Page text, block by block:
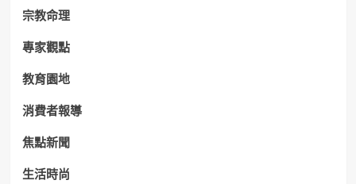
宗教命理
專家觀點
教育園地
消費者報導
焦點新聞
生活時尚